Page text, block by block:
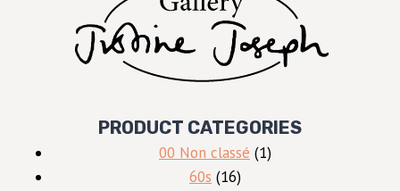
PRODUCT CATEGORIES
00 Non classé 11
60s 1616